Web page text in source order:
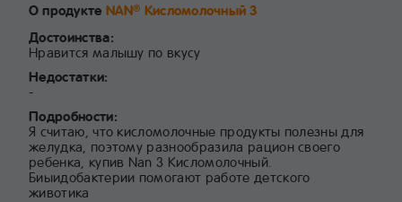
О продукте NAN® Кисломолочный 3
Достоинства:
Нравится малышу по вкусу
Недостатки:
-
Подробности:
Я считаю, что кисломолочные продукты полезны для
желудка, поэтому разнообразила рацион своего
ребенка, купив Nan 3 Кисломолочный.
Биыидобактерии помогают работе детского
животика